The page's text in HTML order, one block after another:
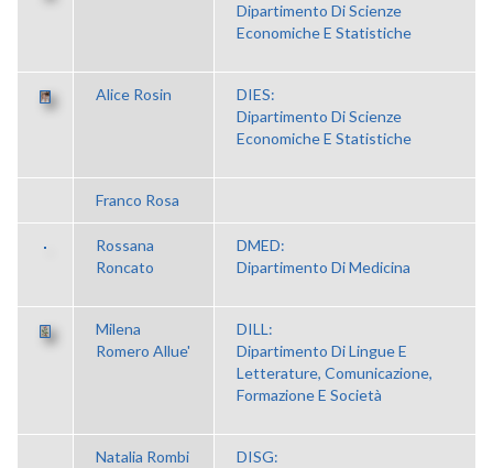
Dipartimento Di Scienze
Economiche E Statistiche
Alice Rosin
DIES:
Dipartimento Di Scienze
Economiche E Statistiche
Franco Rosa
Rossana
Roncato
DMED:
Dipartimento Di Medicina
Milena
Romero Allue'
DILL:
Dipartimento Di Lingue E
Letterature, Comunicazione,
Formazione E Società
Natalia Rombi
DISG: